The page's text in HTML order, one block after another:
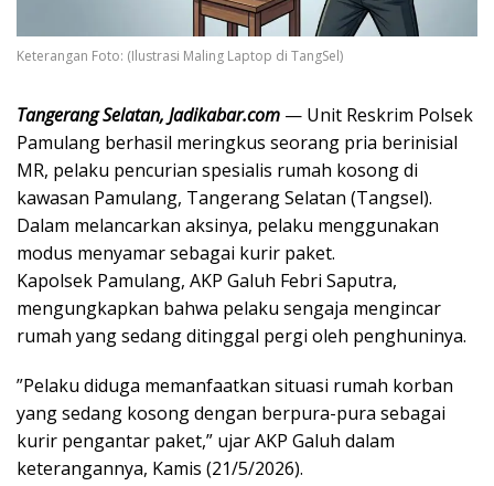
Keterangan Foto: (Ilustrasi Maling Laptop di TangSel)
​Tangerang Selatan, Jadikabar.com — Unit Reskrim Polsek
Pamulang berhasil meringkus seorang pria berinisial
MR, pelaku pencurian spesialis rumah kosong di
kawasan Pamulang, Tangerang Selatan (Tangsel).
Dalam melancarkan aksinya, pelaku menggunakan
modus menyamar sebagai kurir paket.
​Kapolsek Pamulang, AKP Galuh Febri Saputra,
mengungkapkan bahwa pelaku sengaja mengincar
rumah yang sedang ditinggal pergi oleh penghuninya.
​”Pelaku diduga memanfaatkan situasi rumah korban
yang sedang kosong dengan berpura-pura sebagai
kurir pengantar paket,” ujar AKP Galuh dalam
keterangannya, Kamis (21/5/2026).